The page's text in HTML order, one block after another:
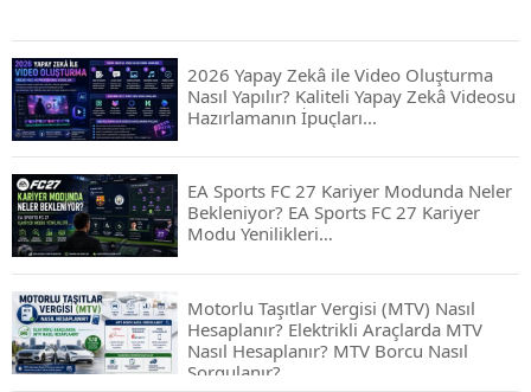
2026 Yapay Zekâ ile Video Oluşturma
Nasıl Yapılır? Kaliteli Yapay Zekâ Videosu
Hazırlamanın İpuçları...
EA Sports FC 27 Kariyer Modunda Neler
Bekleniyor? EA Sports FC 27 Kariyer
Modu Yenilikleri…
Motorlu Taşıtlar Vergisi (MTV) Nasıl
Hesaplanır? Elektrikli Araçlarda MTV
Nasıl Hesaplanır? MTV Borcu Nasıl
Sorgulanır?